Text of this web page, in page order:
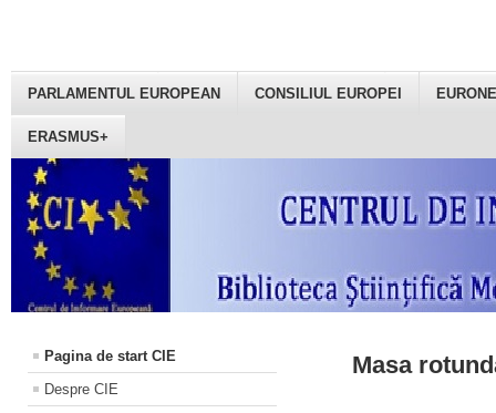
PARLAMENTUL EUROPEAN CONSILIUL EUROPEI
ERASMUS+
Pagina de start CIE
Despre CIE
Masa